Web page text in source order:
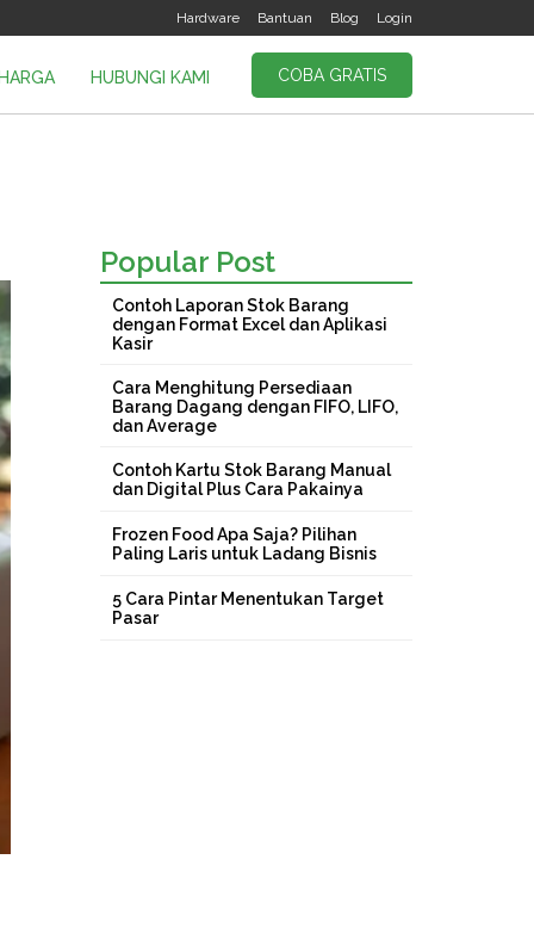
Login
Blog
Bantuan
Hardware
COBA GRATIS
HUBUNGI KAMI
Popular Post
Contoh Laporan Stok Barang
dengan Format Excel dan Aplikasi
Kasir
Cara Menghitung Persediaan
Barang Dagang dengan FIFO, LIFO,
dan Average
Contoh Kartu Stok Barang Manual
dan Digital Plus Cara Pakainya
Frozen Food Apa Saja? Pilihan
Paling Laris untuk Ladang Bisnis
5 Cara Pintar Menentukan Target
Pasar